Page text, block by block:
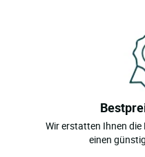
Wir erstatten Ihnen
einen